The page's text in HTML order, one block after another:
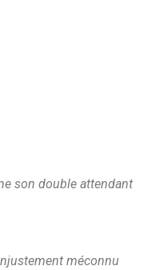
son double attendant
méconnu